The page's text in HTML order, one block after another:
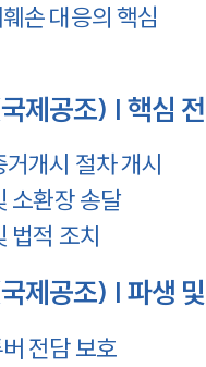
손 대응의 핵심
제공조) | 핵심
개시 절차 개시
소환장 송달
법적 조치
제공조) | 파생
전담 보호